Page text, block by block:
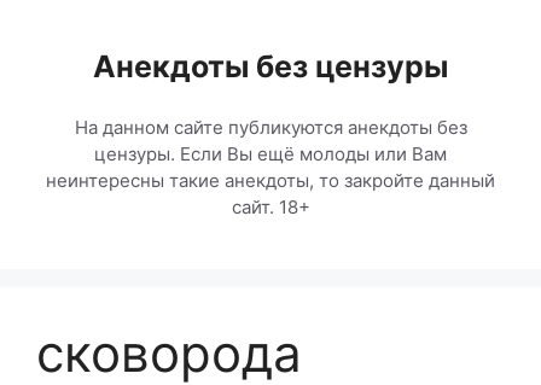
содержимомуАнекдоты без цензуры
На данном сайте публикуются анекдоты без
цензуры. Если Вы ещё молоды или Вам
неинтересны такие анекдоты, то закройте данный
сайт. 18+
сковорода